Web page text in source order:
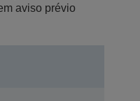
aviso prévio